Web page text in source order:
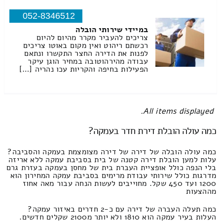
052-8346512
במיידי שירותי הובלה
צריכים להעביר מקרר מהיום להיום
רכשתם ריהוט ואין מקום באוטו צריכים
לפנות את הדירה החצר התקשרו ונתאם
עבודה מהירהוטובה במחיר הוגן עיקר
הפעילות בחיפה והקריות עכו נהריה […]
All items displayed.
כמה עולה הובלת דירת חדר בעמקה?
כמה עולה הובלה של דירה של דירה מצומצמת בעמקה והסביבה?
עלות למען הובלת דירה קטנה של בית בסביבת עמקה ללא אריזה
בלי הנפה כולל אופציית העברת בית של מחסן בעמקה בעזרת גרם
מדרגות כולל שירותי עבודת מרימים בסביבת עמקה המחירון הוא
1200 ועד 450 שקל. מחוייבים לעשות הנחה עבור מאה אחוז
מההצעות
כמה תעלה העברה של דירה עם כ-2 חדרים באיזור עמקה?
העלות בעיר עמקה הוא 1810 ולא יותר מ2100 שקלים חדשים.